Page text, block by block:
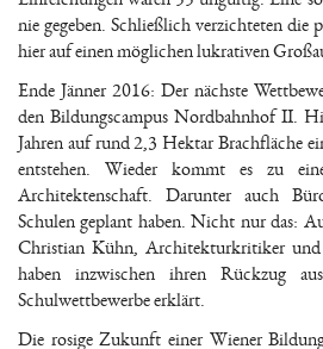
nie gegeben. Schließlich verzichteten die
hier auf einen möglichen lukrativen
Ende Jänner 2016: Der nächste
den Bildungscampus Nordbahnhof II.
Jahren auf rund 2,3 Hektar Brachfläche
entstehen. Wieder kommt es zu
Architektenschaft. Darunter auch
Schulen geplant haben. Nicht nur das:
Christian Kühn, Architekturkritiker
haben inzwischen ihren Rückzug
Schulwettbewerbe erklärt.
Die rosige Zukunft einer Wiener